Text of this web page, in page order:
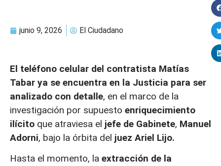
junio 9, 2026 El Ciudadano
El teléfono celular del contratista Matías
Tabar ya se encuentra en la Justicia para ser
analizado con detalle, en el marco de la
investigación por supuesto enriquecimiento
ilícito que atraviesa el jefe de Gabinete, Manuel
Adorni, bajo la órbita del juez Ariel Lijo.
Hasta el momento, la extracción de la